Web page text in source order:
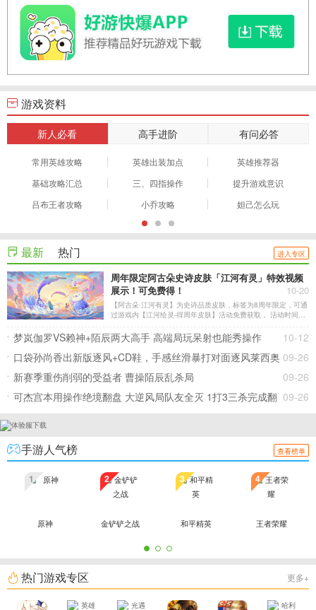
游戏资料
新人必看 高手进阶 有问必答
常用英雄攻略 英雄出装加点
英雄推荐器
基础攻略汇总
三、四指操作
提升游戏意识
吕布王者攻略
小乔攻略 妲己怎么玩
最新 热门 进入专区
周年限定阿古朵史诗皮肤「江河有灵」特效视频
展示！可免费得！
10-20
【阿古朵·江河有灵】为史诗品质皮肤，标签为8周年限定，可通
过游戏内【江河绘灵-得周年皮肤】活动免费获取， 活动时间：
28日0:00~11月8日23:59加入皮肤碎片商城开放兑换。 10-12
梦岚伽罗VS赖神+陌辰两大高手 高端局玩呆射也能秀操作
09-26
口袋孙尚香出新版逐风+CD鞋，手感丝滑暴打对面逐风莱西奥
09-26
新赛季重伤削弱的受益者 曹操陌辰乱杀局
09-26
可杰宫本用操作绝境翻盘 大逆风局队友全灭 1打3三杀完成翻
盘
手游人气榜 查看榜单
原神
1
金铲铲之战
2
和平精英
3
王者荣耀
4
热门游戏专区 更多+